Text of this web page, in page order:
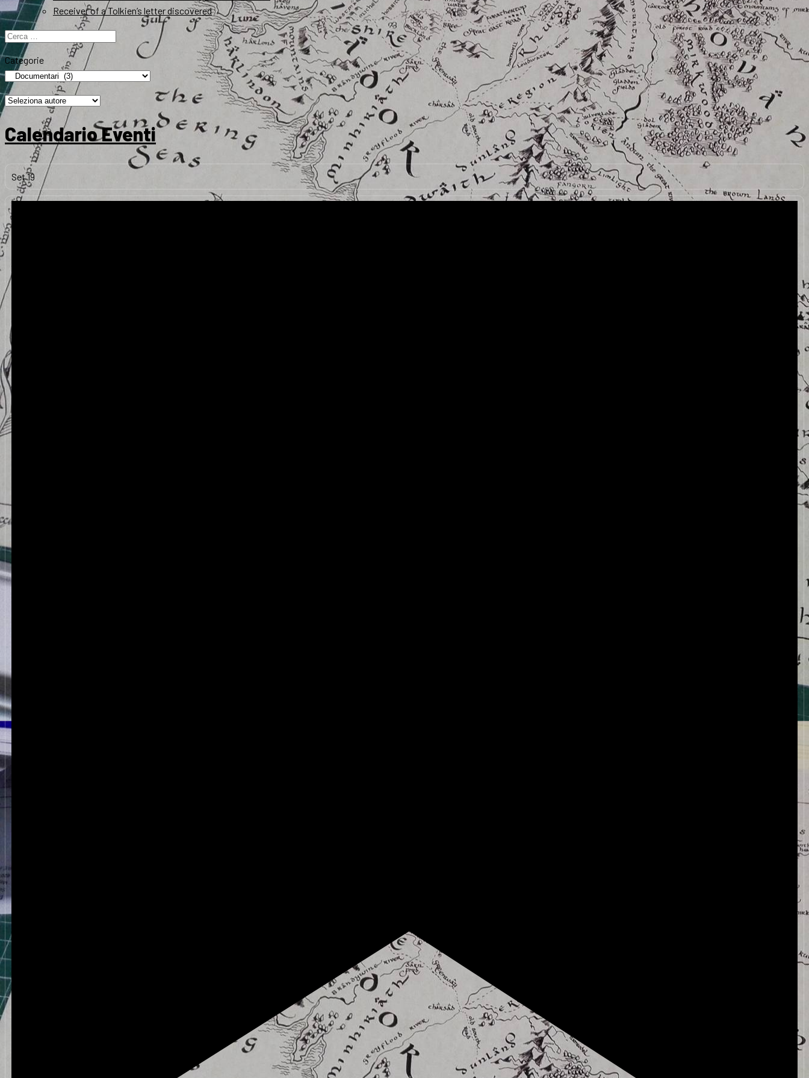
Receiver of a Tolkien’s letter discovered
Ricerca
per:
Categorie
Calendario Eventi
Set19